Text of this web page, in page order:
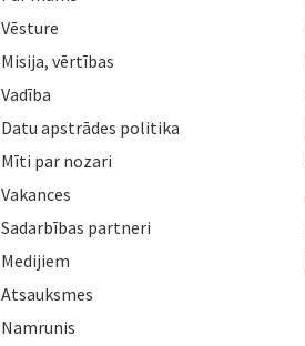
Vēsture
Misija, vērtības
Vadība
Datu apstrādes politika
Mīti par nozari
Vakances
Sadarbības partneri
Medijiem
Atsauksmes
Namrunis